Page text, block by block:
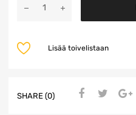
määrä
Lisää toivelistaan
SHARE (0)